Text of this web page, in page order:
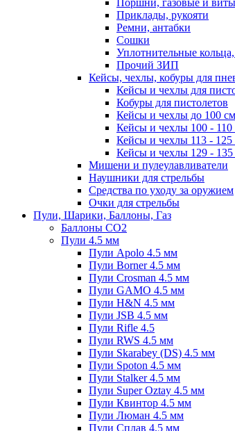
Приклады, рукояти
Ремни, антабки
Сошки
Уплотнительные
Прочий ЗИП
Кейсы, чехлы, кобуры для
Кейсы и чехлы для
Кобуры для пистолетов
Кейсы и чехлы до 100 см
Кейсы и чехлы 100 - 110
Кейсы и чехлы 113 - 125
Кейсы и чехлы 129 -
Мишени и пулеулавливатели
Наушники для стрельбы
Средства по уходу за оружием
Очки для стрельбы
Пули, Шарики, Баллоны, Газ
Баллоны CO2
Пули 4.5 мм
Пули Apolo 4.5 мм
Пули Borner 4.5 мм
Пули Crosman 4.5 мм
Пули GAMO 4.5 мм
Пули H&N 4.5 мм
Пули JSB 4.5 мм
Пули Rifle 4.5
Пули RWS 4.5 мм
Пули Skarabey (DS) 4.5 мм
Пули Spoton 4.5 мм
Пули Stalker 4.5 мм
Пули Super Oztay 4.5 мм
Пули Квинтор 4.5 мм
Пули Люман 4.5 мм
Пули Сплав 4.5 мм